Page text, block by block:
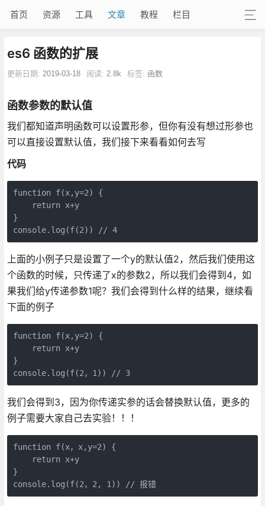
首页 资源 工具 文章 教程 栏目
es6 函数的扩展
更新日期: 2019-03-18 阅读: 2.8k 标签: 函数
函数参数的默认值
我们都知道声明函数可以设置形参，但你有没有想过形参也
可以直接设置默认值，我们接下来看看如何去写
代码
function f(x,y=2) {
return x+y
console.log(f(2)) // 4
上面的小例子只是设置了一个y的默认值2，然后我们使用这
个函数的时候，只传递了x的参数2，所以我们会得到4，如
果我们给y传递参数1呢？我们会得到什么样的结果，继续看
下面的例子
function f(x,y=2) {
return x+y
console.log(f(2， 1 )) // 3
我们会得到3，因为你传递实参的话会替换默认值，更多的
例子需要大家自己去实验！！！
function f(x，x,y=2) {
return x+y
console.log(f(2， 2 , 1 )) // 报错